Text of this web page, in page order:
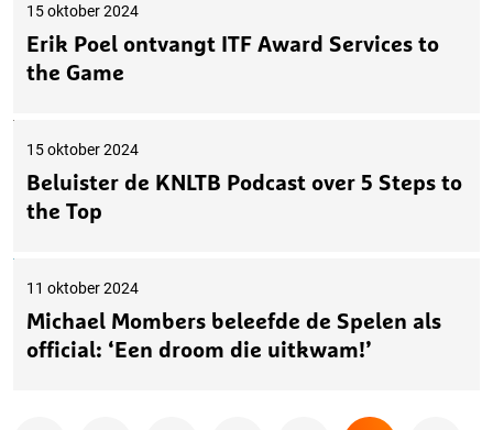
15 oktober 2024
Erik Poel ontvangt ITF Award Services to
the Game
15 oktober 2024
Beluister de KNLTB Podcast over 5 Steps to
the Top
11 oktober 2024
Michael Mombers beleefde de Spelen als
official: ‘Een droom die uitkwam!’